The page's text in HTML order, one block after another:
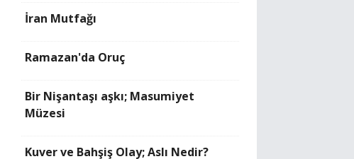
İran Mutfağı
Ramazan'da Oruç
Bir Nişantaşı aşkı; Masumiyet
Müzesi
Kuver ve Bahşiş Olay; Aslı Nedir?